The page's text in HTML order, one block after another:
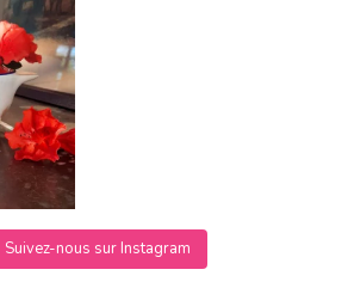
Suivez-nous sur Instagram